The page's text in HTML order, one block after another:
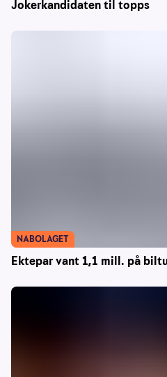
Jokerkandidaten til topps
Ektepar vant 1,1 mill. på
NABOLAGET